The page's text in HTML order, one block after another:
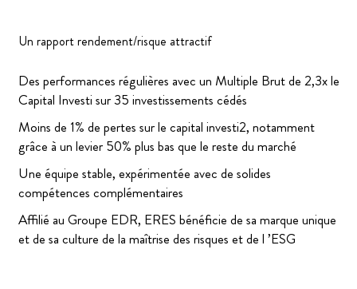
Un rapport rendement/risque attractif
Des performances régulières avec un Multiple Brut de 2,3x le
Capital Investi sur 35 investissements cédés
Moins de 1% de pertes sur le capital investi2, notamment
grâce à un levier 50% plus bas que le reste du marché
Une équipe stable, expérimentée avec de solides
compétences complémentaires
Affilié au Groupe EDR, ERES bénéficie de sa marque unique
et de sa culture de la maîtrise des risques et de l ’ESG